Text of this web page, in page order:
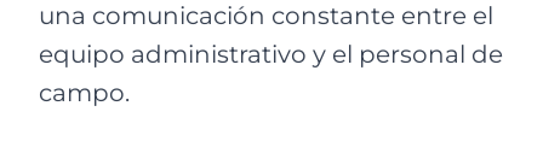
una comunicación constante entre el
equipo administrativo y el personal de
campo.